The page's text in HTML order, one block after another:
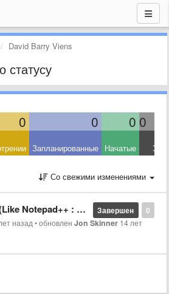
David Barry Viens
статусу
0 0 0 0
Запланированные Начатые
Со свежими изменениями
0
Завершен
: Alt + click)
назад•обновленJon Skinner 14 лет